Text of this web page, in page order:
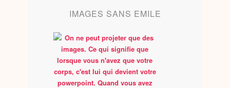
IMAGES SANS EMILE